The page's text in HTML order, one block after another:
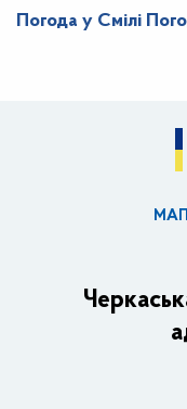
Погода у Смілі
Основні